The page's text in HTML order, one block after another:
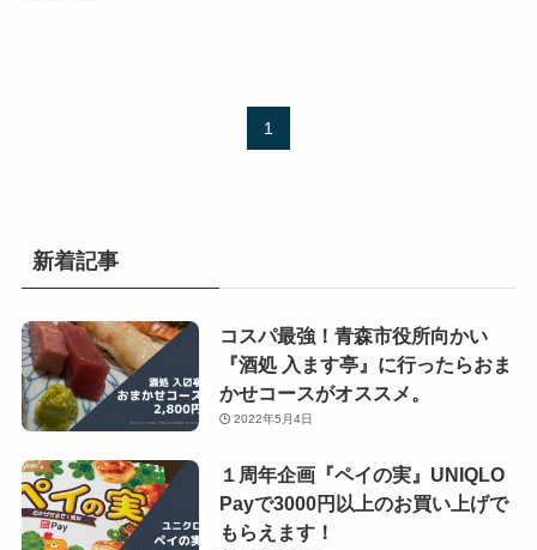
1
新着記事
コスパ最強！青森市役所向かい
『酒処 入ます亭』に行ったらおま
かせコースがオススメ。
2022年5月4日
１周年企画『ペイの実』UNIQLO
Payで3000円以上のお買い上げで
もらえます！